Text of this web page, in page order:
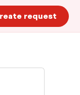
request